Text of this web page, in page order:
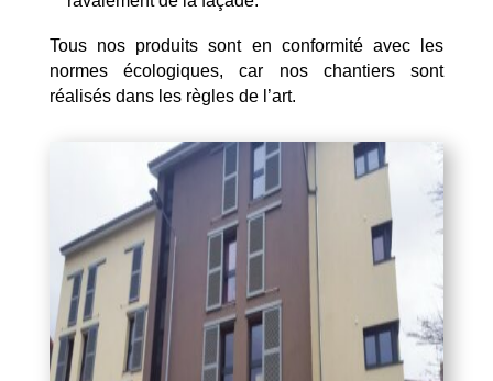
Tous nos produits sont en conformité avec les
normes écologiques, car nos chantiers sont
réalisés dans les règles de l’art.